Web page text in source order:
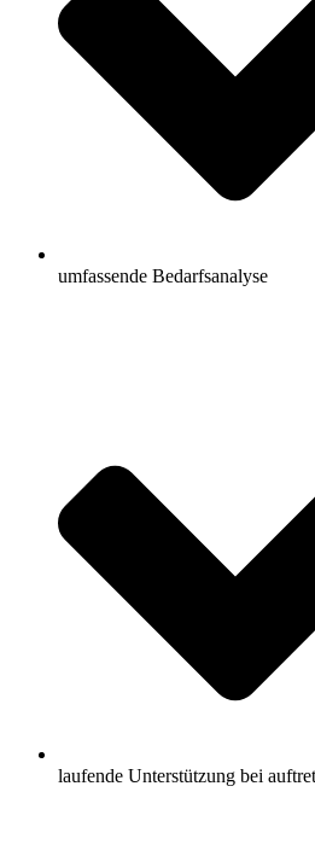
umfassende Bedarfsanalyse
laufende Unterstützung bei